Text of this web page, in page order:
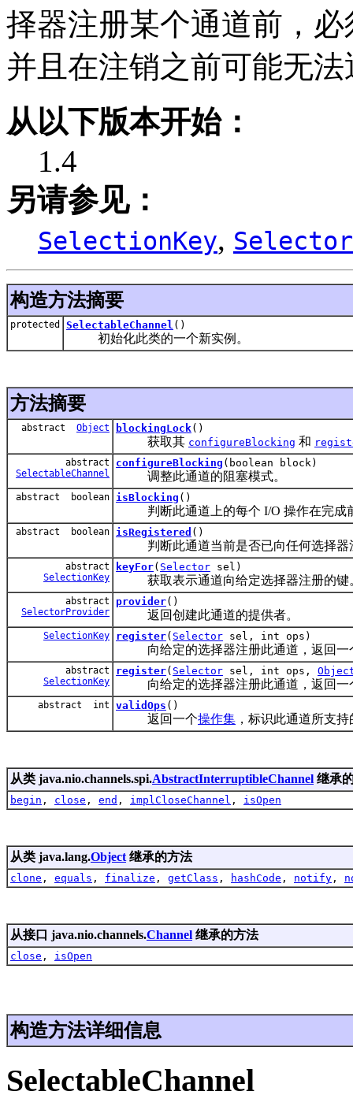
择器注册某个通道前，
并且在注销之前可能无
从以下版本开始：
1.4
另请参见：
SelectionKey, Selector
构造方法摘要
protected SelectableChannel ()
初始化此类的一个新实例。
方法摘要
abstract Object blockingLock()
获取其 configureBlocking 和
abstract
SelectableChannel
configureBlocking (boolean block)
调整此通道的阻塞模式。
abstract boolean isBlocking ()
判断此通道上的每个 I/O 操作在完成
abstract boolean isRegistered ()
判断此通道当前是否已向任何选择器
abstract
SelectionKey
keyFor( Selector sel)
获取表示通道向给定选择器注册的键
abstract
SelectorProvider
provider()
返回创建此通道的提供者。
SelectionKey register( Selector sel, int ops)
向给定的选择器注册此通道，返回一
abstract
SelectionKey
register( Selector sel, int ops,
向给定的选择器注册此通道，返回一
abstract int validOps ()
返回一个操作集 ，标识此通道所支
从类 java.nio.channels.spi.AbstractInterruptibleChannel 继承
begin , close , end , implCloseChannel , isOpen
从类 java.lang.Object 继承的方法
clone , equals , finalize , getClass , hashCode , notify ,
从接口 java.nio.channels.Channel 继承的方法
close , isOpen
构造方法详细信息
SelectableChannel